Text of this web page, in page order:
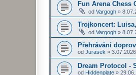
Fun Arena Chess
od Vargogh »
Trojkoncert:
od Vargogh »
Přehrávání
od Jurasek »
Dream Protocol -
od Hiddenplate »